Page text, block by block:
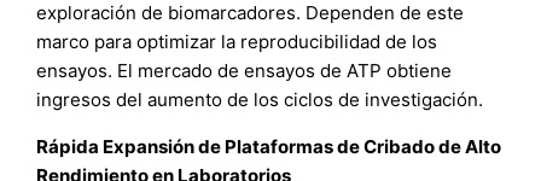
exploración de biomarcadores. Dependen de este
marco para optimizar la reproducibilidad de los
ensayos. El mercado de ensayos de ATP obtiene
ingresos del aumento de los ciclos de investigación.
Rápida Expansión de Plataformas de Cribado de Alto
Rendimiento en Laboratorios